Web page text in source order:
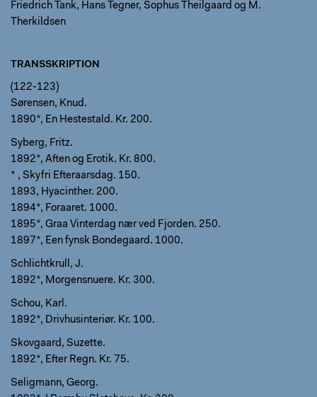
Friedrich Tank, Hans Tegner, Sophus Theilgaard og M.
Therkildsen
TRANSSKRIPTION
(122-123)
Sørensen, Knud.
1890*, En Hestestald. Kr. 200.
Syberg, Fritz.
1892*, Aften og Erotik. Kr. 800.
* , Skyfri Efteraarsdag. 150.
1893, Hyacinther. 200.
1894*, Foraaret. 1000.
1895*, Graa Vinterdag nær ved Fjorden. 250.
1897*, Een fynsk Bondegaard. 1000.
Schlichtkrull, J.
1892*, Morgensnuere. Kr. 300.
Schou, Karl.
1892*, Drivhusinteriør. Kr. 100.
Skovgaard, Suzette.
1892*, Efter Regn. Kr. 75.
Seligmann, Georg.